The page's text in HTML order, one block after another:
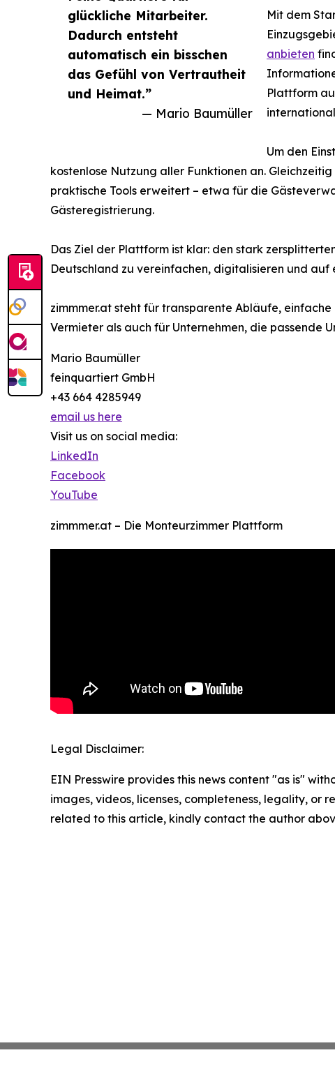
glückliche Mitarbeiter.
Dadurch entsteht
automatisch ein bisschen
das Gefühl von Vertrautheit
und Heimat.”
— Mario Baumüller
Mit dem
anbieten
Plattform
Um den
kostenlose Nutzung aller Funktionen an.
praktische Tools erweitert – etwa für die
Gästeregistrierung.
Das Ziel der Plattform ist klar: den stark
Deutschland zu vereinfachen, digitalisieren und
zimmmer.at steht für transparente Abläufe,
Vermieter als auch für Unternehmen, die passende
Mario Baumüller
feinquartiert GmbH
+43 664 4285949
email us here
Visit us on social media:
LinkedIn
Facebook
YouTube
zimmmer.at – Die Monteurzimmer Plattform
Legal Disclaimer:
EIN Presswire provides this news content "as is"
images, videos, licenses, completeness, legality,
related to this article, kindly contact the author